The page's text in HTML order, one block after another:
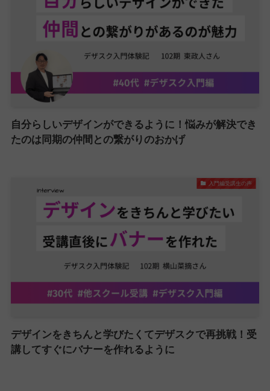
自分らしいデザインができるように！悩みが解決でき
たのは同期の仲間との繋がりのおかげ
入門編受講生の声
デザインをきちんと学びたくてデザスクで再挑戦！受
講してすぐにバナーを作れるように